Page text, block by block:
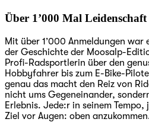
Über 1’000 Mal Leidenschaft
Mit über 1’000 Anmeldungen war
der Geschichte der Moosalp-
Profi-Radsportlerin über den
Hobbyfahrer bis zum E-Bike-
genau das macht den Reiz von
nicht ums Gegeneinander,
Erlebnis. Jede:r in seinem
Ziel vor Augen: oben